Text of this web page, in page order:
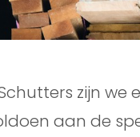
zijn
aan de